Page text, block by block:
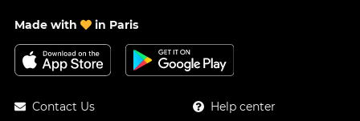
Made with in Paris
Contact Us
Help center